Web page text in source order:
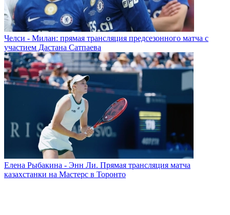
Челси - Милан: прямая трансляция предсезонного матча с
участием Дастана Сатпаева
Елена Рыбакина - Энн Ли. Прямая трансляция матча
казахстанки на Мастерс в Торонто